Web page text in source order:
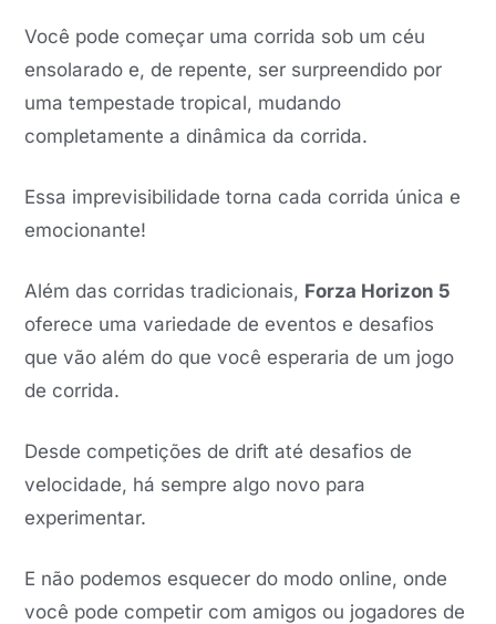
Você pode começar uma corrida sob um céu
ensolarado e, de repente, ser surpreendido por
uma tempestade tropical, mudando
completamente a dinâmica da corrida.
Essa imprevisibilidade torna cada corrida única e
emocionante!
Além das corridas tradicionais, Forza Horizon 5
oferece uma variedade de eventos e desafios
que vão além do que você esperaria de um jogo
de corrida.
Desde competições de drift até desafios de
velocidade, há sempre algo novo para
experimentar.
E não podemos esquecer do modo online, onde
você pode competir com amigos ou jogadores de